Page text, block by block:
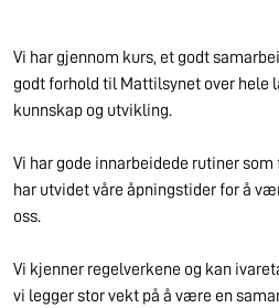
Vi har gjennom kurs, et godt
godt forhold til Mattilsynet over hele
kunnskap og utvikling.
Vi har gode innarbeidede rutiner
har utvidet våre åpningstider for å
oss.
Vi kjenner regelverkene og kan
vi legger stor vekt på å være en